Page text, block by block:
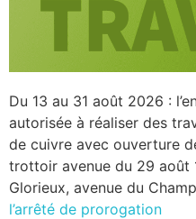
Du 13 au 31 août 2026 :
autorisée à réaliser des
de cuivre avec ouverture
trottoir avenue du 29 août
Glorieux, avenue du
l’arrêté de prorogation